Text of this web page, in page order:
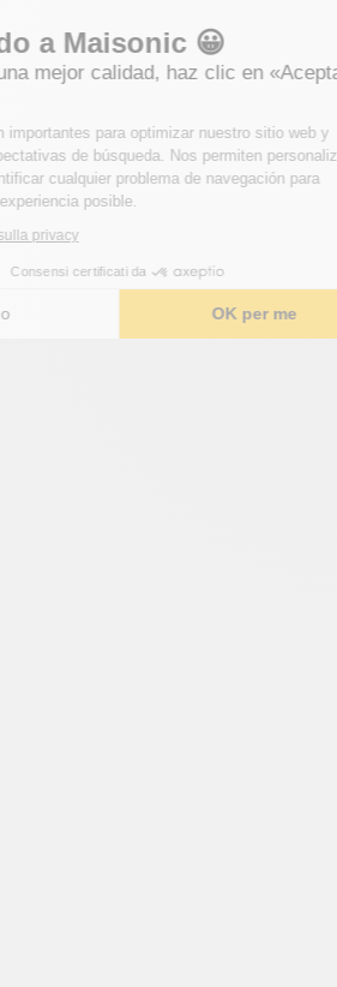
Bienvenido a Maisonic
Para obtener una mejor calidad,
Estas cookies son importantes para
satisfacer sus expectativas de búsqueda.
el contenido e identificar cualquier problema
ofrecerle la mejor experiencia posible.
Leggi l'informativa sulla privacy
Consensi certificati da